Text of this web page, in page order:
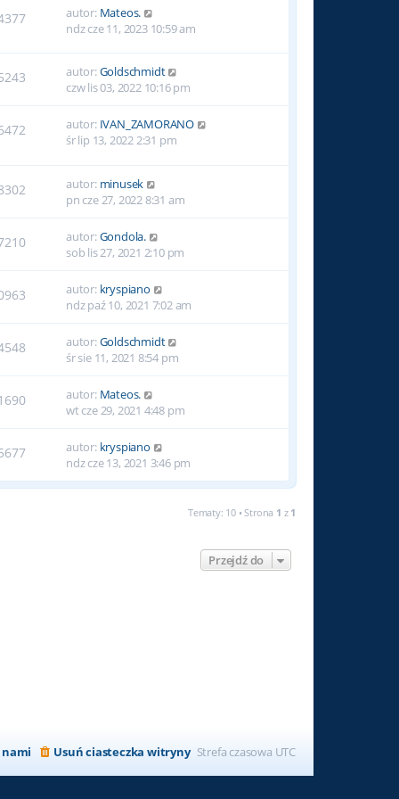
autor: Mateos.
ndz cze 11, 2023 10:59 am
autor:Goldschmidt
czw lis 03, 2022 10:16 pm
autor: IVAN_ZAMORANO
śr lip 13, 2022 2:31 pm
autor: minusek
pn cze 27, 2022 8:31 am
autor:Gondola.
sob lis 27, 2021 2:10 pm
autor: kryspiano
ndz paź 10, 2021 7:02 am
autor:Goldschmidt
śr sie 11, 2021 8:54 pm
autor: Mateos.
wt cze 29, 2021 4:48 pm
autor: kryspiano
ndz cze 13, 2021 3:46 pm
Tematy: 10 • Strona 1 z 1
Przejdź do
Strefa czasowa UTC
Usuń ciasteczka witryny